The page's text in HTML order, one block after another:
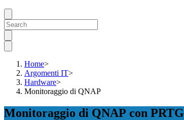
Home>
Argomenti IT>
Hardware>
Monitoraggio di QNAP
Monitoraggio di QNAP con PRTG